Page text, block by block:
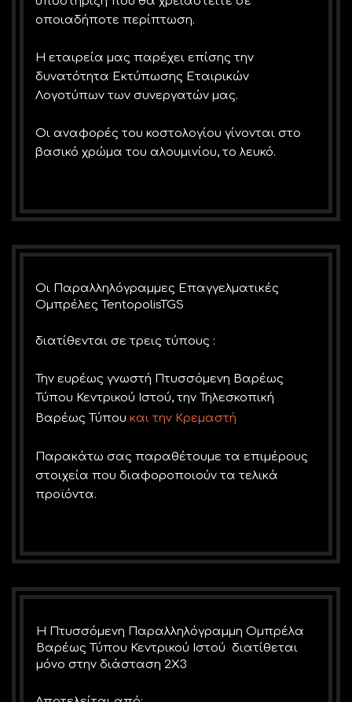
οποιαδήποτε περίπτωση.
Η εταιρεία μας παρέχει επίσης την
δυνατότητα Εκτύπωσης Εταιρικών
Λογοτύπων των συνεργατών μας.
Οι αναφορές του κοστολογίου γίνονται στο
βασικό χρώμα του αλουμινίου, το λευκό.
Οι Παραλληλόγραμμες Επαγγελματικές
Ομπρέλες TentopolisTGS
διατίθενται σε τρεις τύπους :
Την ευρέως γνωστή Πτυσσόμενη Βαρέως
Τύπου Κεντρικού Ιστού, την Τηλεσκοπική
Βαρέως Τύπου και την Κρεμαστή
Παρακάτω σας παραθέτουμε τα επιμέρους
στοιχεία που διαφοροποιούν τα τελικά
προϊόντα.
Η Πτυσσόμενη Παραλληλόγραμμη Ομπρέλα
Βαρέως Τύπου Κεντρικού Ιστού διατίθεται
μόνο στην διάσταση 2Χ3